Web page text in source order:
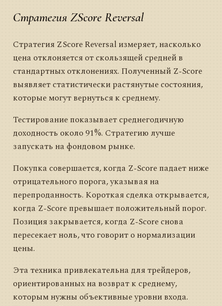
Стратегия ZScore Reversal
Стратегия ZScore Reversal измеряет, насколько
цена отклоняется от скользящей средней в
стандартных отклонениях. Полученный Z‑Score
выявляет статистически растянутые состояния,
которые могут вернуться к среднему.
Тестирование показывает среднегодичную
доходность около 91%. Стратегию лучше
запускать на фондовом рынке.
Покупка совершается, когда Z‑Score падает ниже
отрицательного порога, указывая на
перепроданность. Короткая сделка открывается,
когда Z‑Score превышает положительный порог.
Позиция закрывается, когда Z‑Score снова
пересекает ноль, что говорит о нормализации
цены.
Эта техника привлекательна для трейдеров,
ориентированных на возврат к среднему,
которым нужны объективные уровни входа.